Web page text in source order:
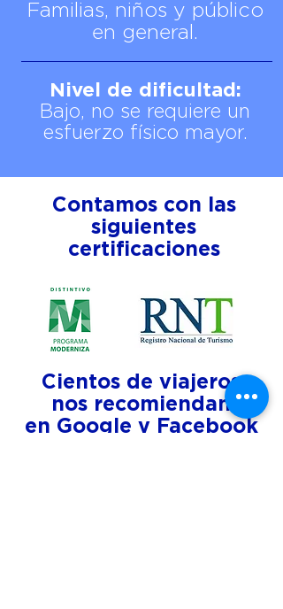
Familias, niños y público
en general.
Nivel de dificultad:
Bajo, no se requiere un
esfuerzo físico mayor.
Contamos con las
siguientes
certificaciones
Cientos de viajeros
nos recomiendan
en Google y Facebook